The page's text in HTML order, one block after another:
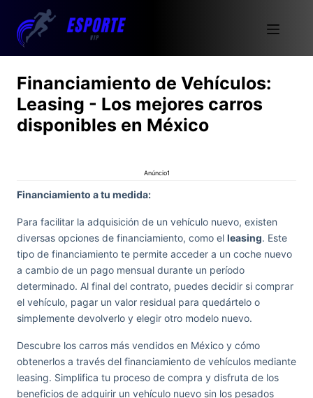
Financiamiento de Vehículos:
Leasing - Los mejores carros
disponibles en México
Anúncio1
Financiamiento a tu medida:
Para facilitar la adquisición de un vehículo nuevo, existen
diversas opciones de financiamiento, como el leasing. Este
tipo de financiamiento te permite acceder a un coche nuevo
a cambio de un pago mensual durante un período
determinado. Al final del contrato, puedes decidir si comprar
el vehículo, pagar un valor residual para quedártelo o
simplemente devolverlo y elegir otro modelo nuevo.
Descubre los carros más vendidos en México y cómo
obtenerlos a través del financiamiento de vehículos mediante
leasing. Simplifica tu proceso de compra y disfruta de los
beneficios de adquirir un vehículo nuevo sin los pesados